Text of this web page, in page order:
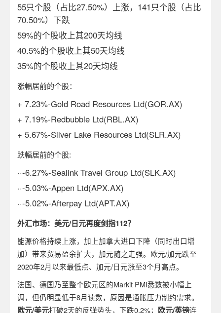
55只个股（占比27.50%）上涨，141只个股（占比
70.50%）下跌
59%的个股收上其200天均线
40.5%的个股收上其50天均线
35%的个股收上其20天均线
涨幅居前的个股：
+ 7.23%-Gold Road Resources Ltd(GOR.AX)
+ 7.19%-Redbubble Ltd(RBL.AX)
+ 5.67%-Silver Lake Resources Ltd(SLR.AX)
跌幅居前的个股:
··-6.27%-Sealink Travel Group Ltd(SLK.AX)
··-5.03%-Appen Ltd(APX.AX)
··-5.02%-Afterpay Ltd(APT.AX)
外汇市场：美元/日元再度剑指112？
能源价格持续上涨，加上加拿大进口下降（同时出口增
加）带来贸易盈余扩大，加元随之走强。欧元/加元跌至
2020年2月以来最低点、加元/日元涨至3个月高点。
法国、德国乃至整个欧元区的Markit PMI悉数被小幅上
调，但仍明显低于8月读数，原因是通胀压力制约需求。
欧元/美元打破2天的反弹势头，下跌0.2%； 欧元/英镑连